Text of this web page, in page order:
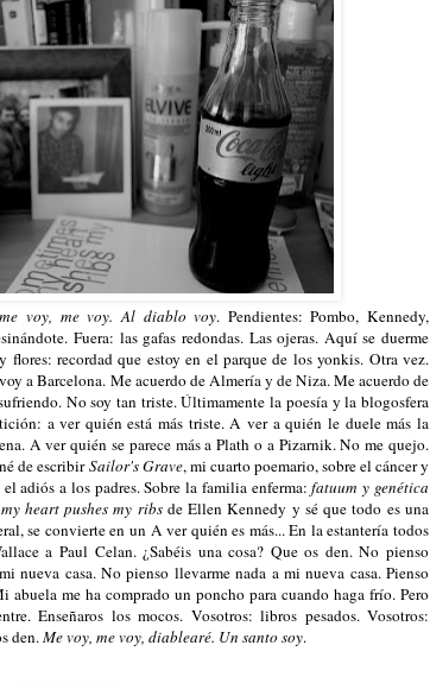
me voy, me voy. Al diablo voy. Pendientes: Pombo, Kennedy,
Fuera: las gafas redondas. Las ojeras. Aquí se duerme
flores: recordad que estoy en el parque de los yonkis. Otra vez.
a Barcelona. Me acuerdo de Almería y de Niza. Me acuerdo de
No soy tan triste. Últimamente la poesía y la blogosfera
a ver quién está más triste. A ver a quién le duele más la
A ver quién se parece más a Plath o a Pizarnik. No me quejo.
de escribirSailor's Grave, mi cuarto poemario, sobre el cáncer y
adiós a los padres. Sobre la familia enferma:fatuum y genética
heart pushes my ribsde Ellen Kennedy y sé que todo es una
se convierte en un A ver quién es más... En la estantería todos
a Paul Celan. ¿Sabéis una cosa? Que os den. No pienso
nueva casa. No pienso llevarme nada a mi nueva casa. Pienso
abuela me ha comprado un poncho para cuando haga frío. Pero
Enseñaros los mocos. Vosotros: libros pesados. Vosotros:
den.Me voy, me voy, diablearé. Un santo soy.